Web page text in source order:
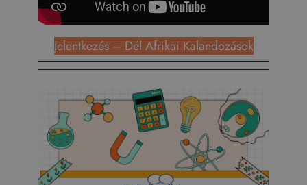
Jelentkezés – Dél Afrikai Kalandozások